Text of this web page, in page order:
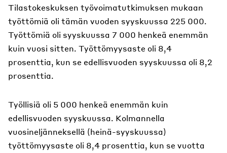
Tilastokeskuksen työvoimatutkimuksen mukaan
työttömiä oli tämän vuoden syyskuussa 225 000.
Työttömiä oli syyskuussa 7 000 henkeä enemmän
kuin vuosi sitten. Työttömyysaste oli 8,4
prosenttia, kun se edellisvuoden syyskuussa oli 8,2
prosenttia.
Työllisiä oli 5 000 henkeä enemmän kuin
edellisvuoden syyskuussa. Kolmannella
vuosineljänneksellä (heinä-syyskuussa)
työttömyysaste oli 8,4 prosenttia, kun se vuotta